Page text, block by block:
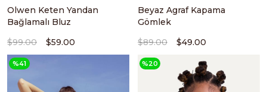
Olwen Keten Yandan
Bağlamalı Bluz
$59.00
$99.00
Beyaz Agraf Kapama
Gömlek
$49.00
$89.00
%41 %20